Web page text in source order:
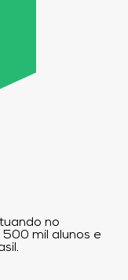
no
mil alunos e